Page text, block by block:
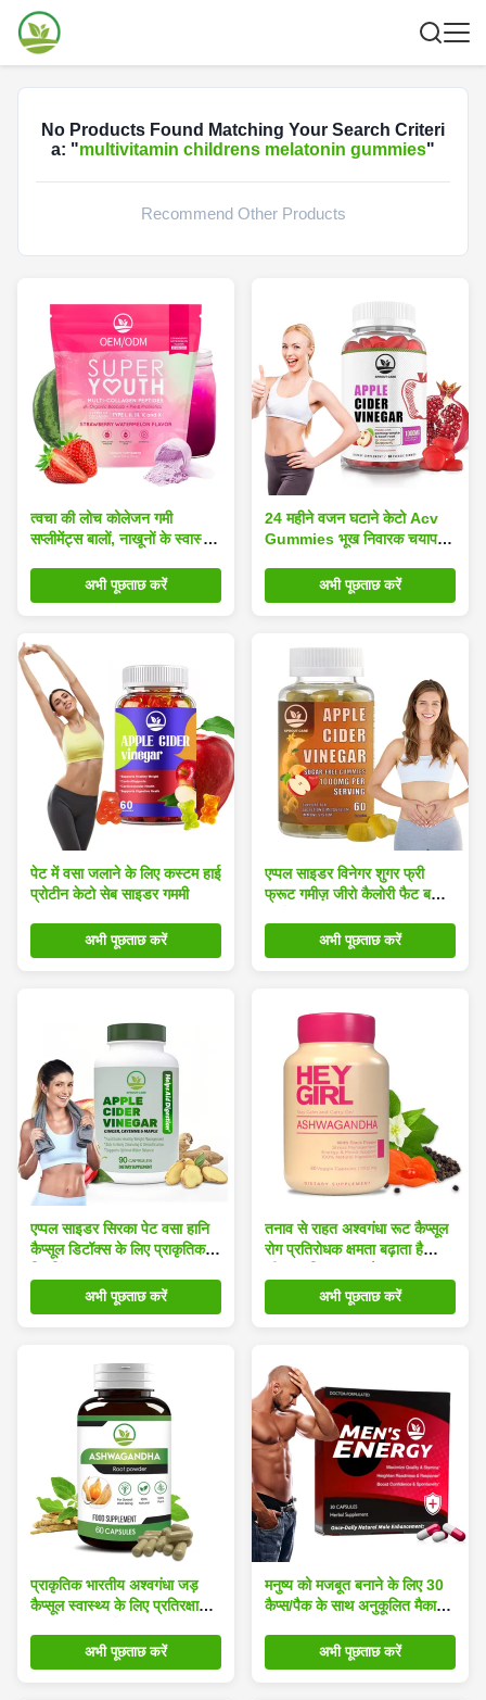
No Products Found Matching Your Search Criteri
a: "multivitamin childrens melatonin gummies"
Recommend Other Products
त्वचा की लोच कोलेजन गमी
सप्लीमेंट्स बालों, नाखूनों के स्वास्थ्य
जिलेटिन मुक्त प्रदान करते हैं
अभी पूछताछ करें
24 महीने वजन घटाने केटो Acv
Gummies भूख निवारक चयापचय
अभी पूछताछ करें
पेट में वसा जलाने के लिए कस्टम हाई
प्रोटीन केटो सेब साइडर गममी
अभी पूछताछ करें
एप्पल साइडर विनेगर शुगर फ्री
फ्रूट गमीज़ जीरो कैलोरी फैट बर्निंग
अभी पूछताछ करें
एप्पल साइडर सिरका पेट वसा हानि
कैप्सूल डिटॉक्स के लिए प्राकृतिक
अभी पूछताछ करें
तनाव से राहत अश्वगंधा रूट कैप्सूल
रोग प्रतिरोधक क्षमता बढ़ाता है
अभी पूछताछ करें
प्राकृतिक भारतीय अश्वगंधा जड़
कैप्सूल स्वास्थ्य के लिए प्रतिरक्षा
अभी पूछताछ करें
मनुष्य को मजबूत बनाने के लिए 30
कैप्स/पैक के साथ अनुकूलित मैका
अभी पूछताछ करें